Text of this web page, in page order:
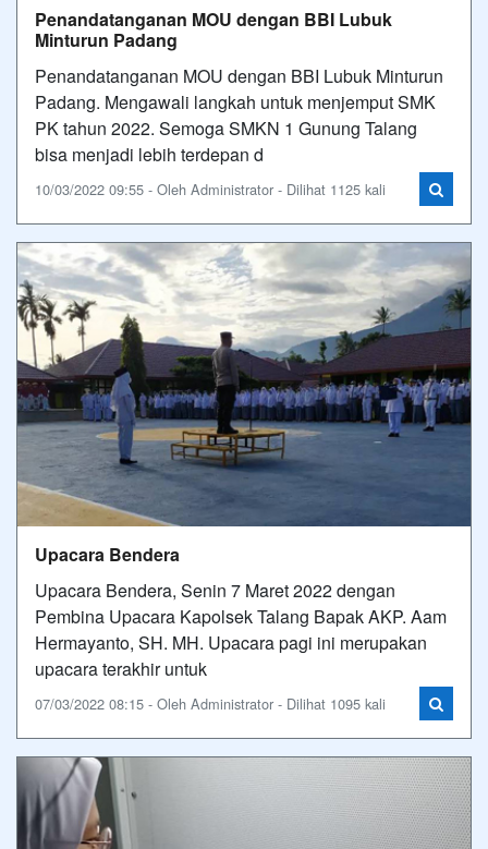
Penandatanganan MOU dengan BBI Lubuk
Minturun Padang
Penandatanganan MOU dengan BBI Lubuk Minturun
Padang. Mengawali langkah untuk menjemput SMK
PK tahun 2022. Semoga SMKN 1 Gunung Talang
bisa menjadi lebih terdepan d
10/03/2022 09:55 - Oleh Administrator - Dilihat 1125 kali
Upacara Bendera
Upacara Bendera, Senin 7 Maret 2022 dengan
Pembina Upacara Kapolsek Talang Bapak AKP. Aam
Hermayanto, SH. MH. Upacara pagi ini merupakan
upacara terakhir untuk
07/03/2022 08:15 - Oleh Administrator - Dilihat 1095 kali